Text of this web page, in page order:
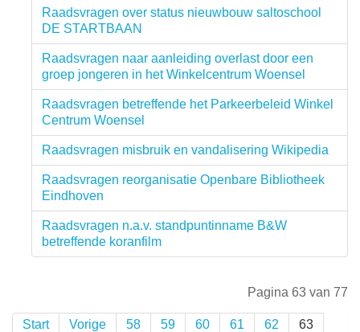
Raadsvragen over status nieuwbouw saltoschool
DE STARTBAAN
Raadsvragen naar aanleiding overlast door een
groep jongeren in het Winkelcentrum Woensel
Raadsvragen betreffende het Parkeerbeleid Winkel
Centrum Woensel
Raadsvragen misbruik en vandalisering Wikipedia
Raadsvragen reorganisatie Openbare Bibliotheek
Eindhoven
Raadsvragen n.a.v. standpuntinname B&W
betreffende koranfilm
Pagina 63 van 77
Start Vorige 58 59 60 61 62 63